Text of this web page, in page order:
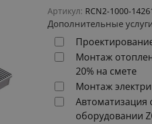
Артикул: RCN2-1000-
Дополнительные
Монтаж
20% на смете
Монтаж
Автоматизация
оборудовании